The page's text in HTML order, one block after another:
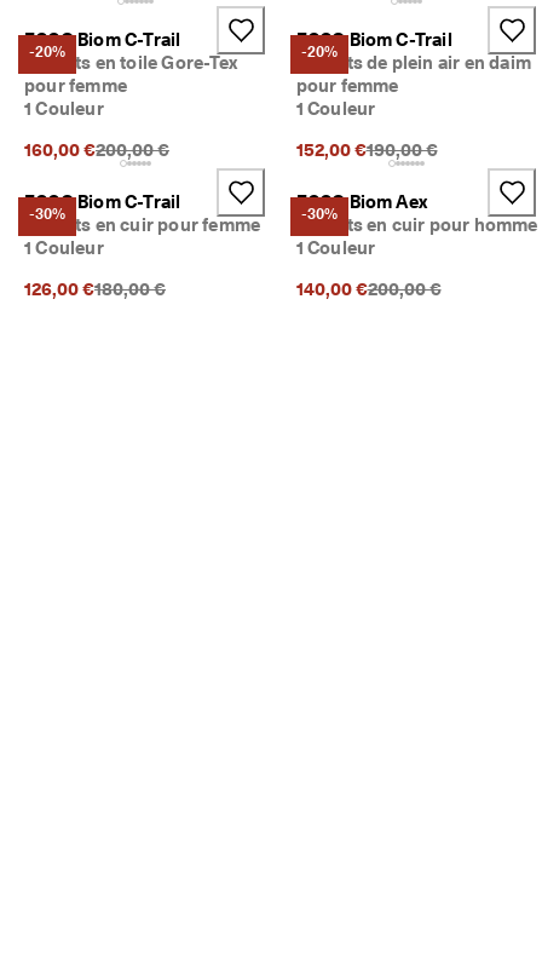
-20%
ECCO Biom C-Trail
Baskets en toile Gore-Tex
pour femme
1 Couleur
160,00 €Prix précédent {{price}}:
200,00 €
-20%
ECCO Biom C-Trail
Baskets de plein air en daim
pour femme
1 Couleur
152,00 €Prix précédent
190,00 €
-30%
ECCO Biom C-Trail
Baskets en cuir pour femme
1 Couleur
126,00 €Prix précédent {{price}}:
180,00 €
-30%
ECCO Biom Aex
Baskets en cuir pour homme
1 Couleur
140,00 €Prix précédent
200,00 €